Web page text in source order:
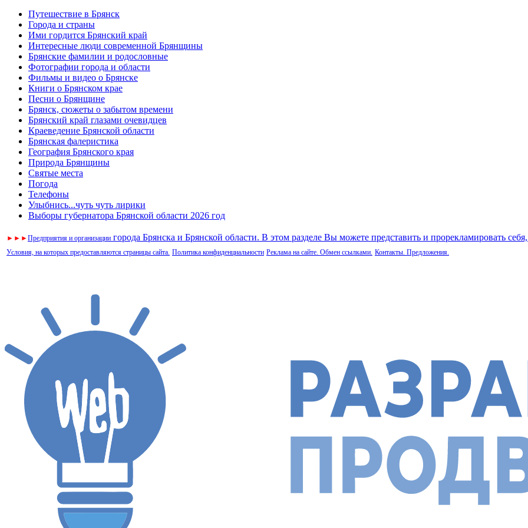
Путешествие в Брянск
Города и страны
Ими гордится Брянский край
Интересные люди современной Брянщины
Брянские фамилии и родословные
Фотографии города и области
Фильмы и видео о Брянске
Книги о Брянском крае
Песни о Брянщине
Брянск, сюжеты о забытом времени
Брянский край глазами очевидцев
Краеведение Брянской области
Брянская фалеристика
География Брянского края
Природа Брянщины
Святые места
Погода
Телефоны
Улыбнись...чуть чуть лирики
Выборы губернатора Брянской области 2026 год
► ► ►Предприятия и организации города Брянска и Брянской области. В этом разделе Вы можете представить и прорекламировать
Условия, на которых предоставляются страницы сайта. Политика конфиденциальности Реклама на сайте. Обмен ссылками. Контакты. Предложения.